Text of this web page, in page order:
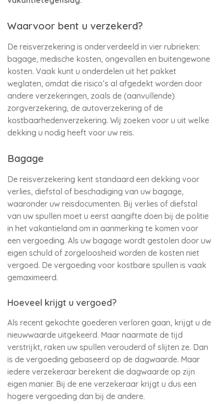
Waarvoor bent u verzekerd?
De reisverzekering is onderverdeeld in vier rubrieken:
bagage, medische kosten, ongevallen en buitengewone
kosten. Vaak kunt u onderdelen uit het pakket
weglaten, omdat die risico’s al afgedekt worden door
andere verzekeringen, zoals de (aanvullende)
zorgverzekering, de autoverzekering of de
kostbaarhedenverzekering. Wij zoeken voor u uit welke
dekking u nodig heeft voor uw reis.
Bagage
De reisverzekering kent standaard een dekking voor
verlies, diefstal of beschadiging van uw bagage,
waaronder uw reisdocumenten. Bij verlies of diefstal
van uw spullen moet u eerst aangifte doen bij de politie
in het vakantieland om in aanmerking te komen voor
een vergoeding. Als uw bagage wordt gestolen door uw
eigen schuld of zorgeloosheid worden de kosten niet
vergoed. De vergoeding voor kostbare spullen is vaak
gemaximeerd.
Hoeveel krijgt u vergoed?
Als recent gekochte goederen verloren gaan, krijgt u de
nieuwwaarde uitgekeerd. Maar naarmate de tijd
verstrijkt, raken uw spullen verouderd of slijten ze. Dan
is de vergoeding gebaseerd op de dagwaarde. Maar
iedere verzekeraar berekent die dagwaarde op zijn
eigen manier. Bij de ene verzekeraar krijgt u dus een
hogere vergoeding dan bij de andere.